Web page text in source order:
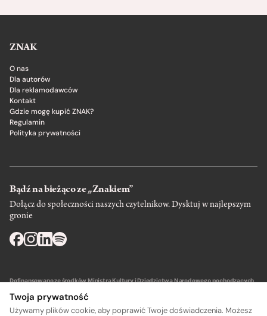
ZNAK
O nas
Dla autorów
Dla reklamodawców
Kontakt
Gdzie mogę kupić ZNAK?
Regulamin
Polityka prywatności
Bądź na bieżąco ze „Znakiem”
Dołącz do społeczności naszych czytelnikow. Dysktuj w najlepszym
gronie
Dofinansowano ze środków Ministra Kultury i Dziedzictwa Narodowego pochodzących
Twoja prywatność
Używamy plików cookie, aby poprawić Twoje doświadczenia. Możesz